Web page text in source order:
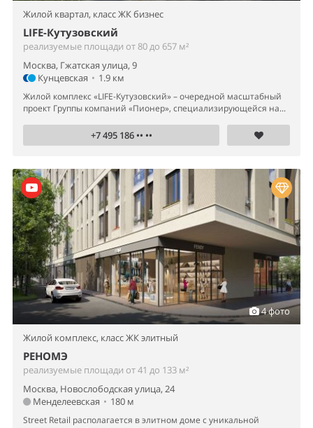
Жилой квартал, класс ЖК бизнес
LIFE-Кутузовский
реализуемые площади от 80 до 657 м²
Москва, Гжатская улица, 9
Кунцевская • 1.9 км
Жилой комплекс «LIFE-Кутузовский» – очередной масштабный
проект Группы компаний «Пионер», специализирующейся на...
+7 495 186 •• ••
4 фото
Жилой комплекс, класс ЖК элитный
РЕНОМЭ
реализуемые площади от 41 до 133 м²
Москва, Новослободская улица, 24
Менделеевская • 180 м
Street Retail располагается в элитном доме с уникальной